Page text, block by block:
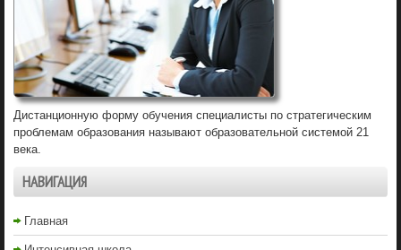
Дистанционную форму обучения специалисты по стратегическим
проблемам образования называют образовательной системой 21
века.
НАВИГАЦИЯ
Главная